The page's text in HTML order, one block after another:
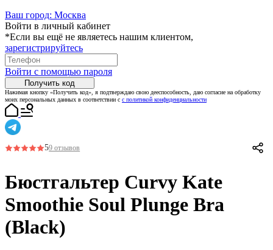
Ваш город: Москва
Войти в личный кабинет
*Если вы ещё не являетесь нашим клиентом,
зарегистрируйтесь
Войти с помощью пароля
Получить код
Нажимая кнопку «Получить код», я подтверждаю свою дееспособность, даю согласие на обработку
моих персональных данных в соответствии с с политикой конфиденциальности
59 отзывов
Бюстгальтер Curvy Kate
Smoothie Soul Plunge Bra
(Black)